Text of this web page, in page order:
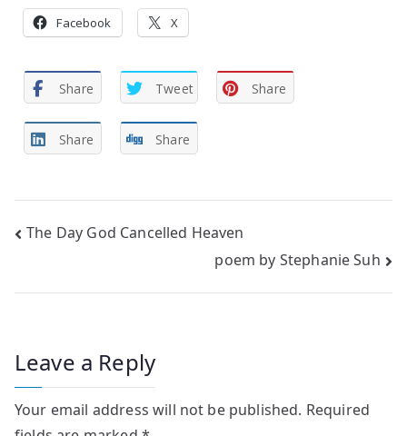
Facebook X
Share Tweet Share
Share Share
Post
The Day God Cancelled Heaven
poem by Stephanie Suh
Leave a Reply
Your email address will not be published. Required